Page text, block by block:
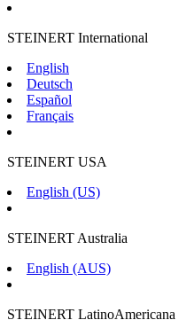
STEINERT International
English
Deutsch
Español
Français
STEINERT USA
English (US)
STEINERT Australia
English (AUS)
STEINERT LatinoAmericana